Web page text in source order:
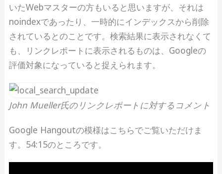
いたWebマスターの方もいると思いますが、それは
noindexであったり、一時的にインデックスから削除
されているとのことです。検索結果に表示されなくて
も、リンクレポートに表示されるものは、Googleの
評価対象になっていると捉えられます。
John Mueller氏のリンクレポートに対するコメント
Google Hangoutの模様はこちらでご覧いただけま
す。54:15のところです。